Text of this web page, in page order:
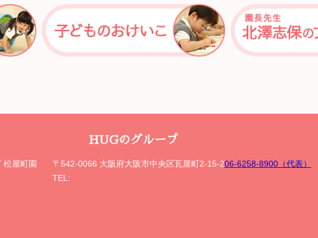
HUGのグループ
松屋町園
〒542-0066 大阪府大阪市中央区瓦屋町2-15-2
TEL:
06-6258-8900（代表）